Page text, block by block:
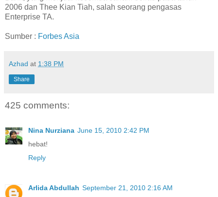
2006 dan Thee Kian Tiah, salah seorang pengasas
Enterprise TA.
Sumber : Forbes Asia
Azhad at 1:38 PM
Share
425 comments:
Nina Nurziana June 15, 2010 2:42 PM
hebat!
Reply
Arlida Abdullah September 21, 2010 2:16 AM